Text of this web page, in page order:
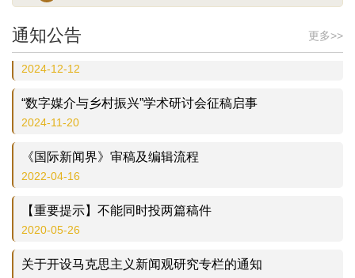
通知公告 更多>>
2026-06-01
【重要通知】请使用2025年版投稿须知与格式规范
“数字媒介与乡村振兴”学术研讨会征稿启事
《国际新闻界》审稿及编辑流程
【重要提示】不能同时投两篇稿件
关于开设马克思主义新闻观研究专栏的通知